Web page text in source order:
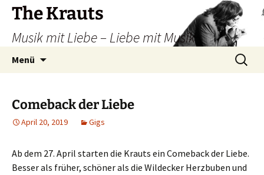
Zum
Inhalt
springen
The Krauts
Musik mit Liebe – Liebe mit Musik
Menü
Suchen
nach:
Comeback der Liebe
April 20, 2019 Gigs
Ab dem 27. April starten die Krauts ein Comeback der Liebe.
Besser als früher, schöner als die Wildecker Herzbuben und